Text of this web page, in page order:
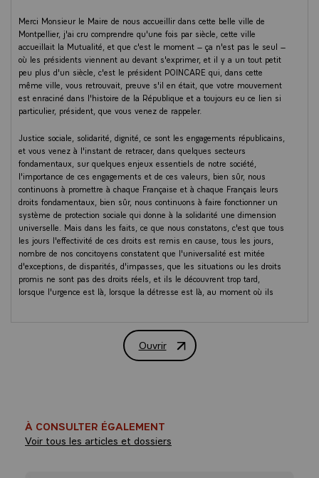
Merci Monsieur le Maire de nous accueillir dans cette belle ville de
Montpellier, j'ai cru comprendre qu'une fois par siècle, cette ville
accueillait la Mutualité, et que c'est le moment – ça n'est pas le seul –
où les présidents viennent au devant s'exprimer, et il y a un tout petit
peu plus d'un siècle, c'est le président POINCARE qui, dans cette
même ville, vous retrouvait, preuve s'il en était, que votre mouvement
est enraciné dans l'histoire de la République et a toujours eu ce lien si
particulier, président, que vous venez de rappeler.
Justice sociale, solidarité, dignité, ce sont les engagements républicains,
et vous venez à l'instant de retracer, dans quelques secteurs
fondamentaux, sur quelques enjeux essentiels de notre société,
l'importance de ces engagements et de ces valeurs, bien sûr, nous
continuons à promettre à chaque Française et à chaque Français leurs
droits fondamentaux, bien sûr, nous continuons à faire fonctionner un
système de protection sociale qui donne à la solidarité une dimension
universelle. Mais dans les faits, ce que nous constatons, c'est que tous
les jours l'effectivité de ces droits est remis en cause, tous les jours,
nombre de nos concitoyens constatent que l'universalité est mitée
d'exceptions, de disparités, d'impasses, que les situations ou les droits
promis ne sont pas des droits réels, et ils le découvrent trop tard,
lorsque l'urgence est là, lorsque la détresse est là, au moment où ils
Nous vivons dans un pays où la promesse républicaine est ainsi trop
souvent déçue, parce que nous avons maintenu les droits formels sans
dans les faits ; c'est ça l'indignation française contemporaine. Pourtant,
et c'est un vrai paradoxe, nous consacrons une part toujours plus
grande de notre richesse nationale à la protection sociale. Alors, oui,
Ouvrir
Transcription du discours du
À CONSULTER ÉGALEMENT
Voir tous les articles et dossiers